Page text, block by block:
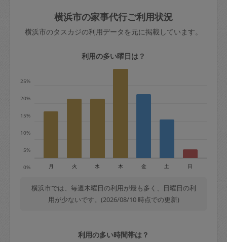
依頼者不在による当日キャンセル＝依頼
金額の100%＋交通費全額
※例：依頼日時／土曜日午前9時開始の場
水曜日9時〜金曜日9時まで＝依頼料金の
金曜日9時～土曜日8時まで＝依頼金額の
＋交通費全額
依頼者不在による当日キャンセル＝依頼
金額の100%＋交通費全額
定期契約をキャンセルする場合、毎週定
きた場合は損害保険の対象外となるので
ご注意ください。
玉、など
あわせてこちらも参照ください：初めて
はありますか？
横浜市の家事代行ご利用状況
横浜市のタスカジの利用データを元に掲載しています。
利用の多い曜日は？
0%
5%
10%
15%
20%
25%
月 火 水 木 金 土 日
横浜市では、毎週木曜日の利用が最も多く、日曜日の利
用が少ないです。(2026/08/10 時点での更新)
利用の多い時間帯は？